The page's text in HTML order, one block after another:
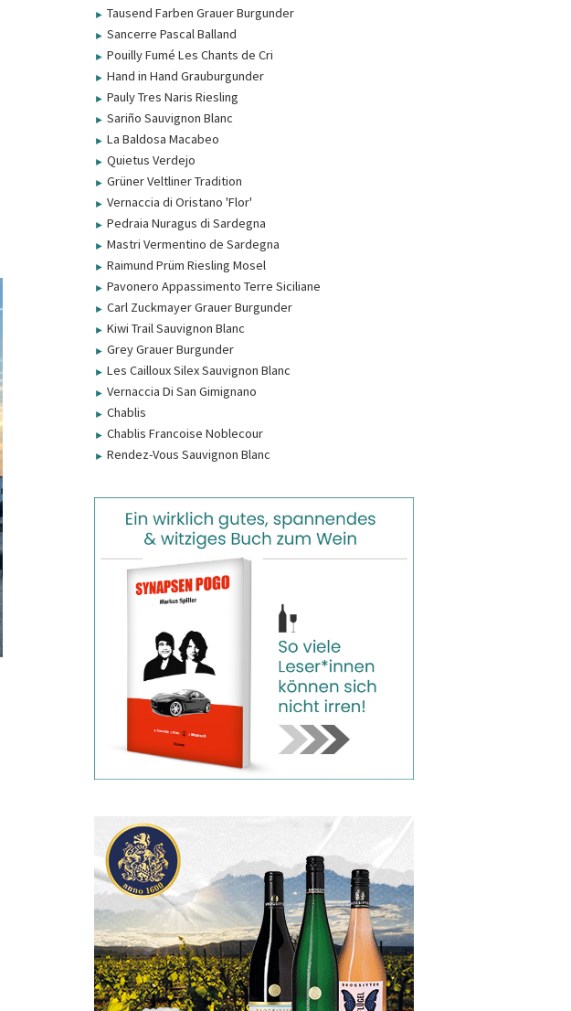
► Tausend Farben Grauer Burgunder
► Sancerre Pascal Balland
► Pouilly Fumé Les Chants de Cri
► Hand in Hand Grauburgunder
► Pauly Tres Naris Riesling
► Sariño Sauvignon Blanc
► La Baldosa Macabeo
► Quietus Verdejo
► Grüner Veltliner Tradition
► Vernaccia di Oristano 'Flor'
► Pedraia Nuragus di Sardegna
► Mastri Vermentino de Sardegna
► Raimund Prüm Riesling Mosel
► Pavonero Appassimento Terre Siciliane
► Carl Zuckmayer Grauer Burgunder
► Kiwi Trail Sauvignon Blanc
► Grey Grauer Burgunder
► Les Cailloux Silex Sauvignon Blanc
► Vernaccia Di San Gimignano
► Chablis
► Chablis Francoise Noblecour
► Rendez-Vous Sauvignon Blanc